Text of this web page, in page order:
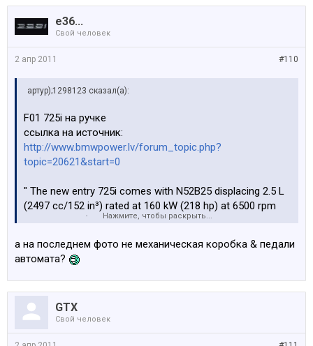
e36...
Свой человек
#110
2 апр 2011
артур);1298123 сказал(а):
F01 725i на ручке
ссылка на источник:
http://www.bmwpower.lv/forum_topic.php?
topic=20621&start=0
" The new entry 725i comes with N52B25 displacing 2.5 L
(2497 cc/152 in³) rated at 160 kW (218 hp) at 6500 rpm
and 250 N·m (184 ft·lbf) at 2750-4250 rpm. This model will
manual."
Нажмите, чтобы раскрыть...
а на последнем фото не механическая коробка & педали
автомата?
GTX
Свой человек